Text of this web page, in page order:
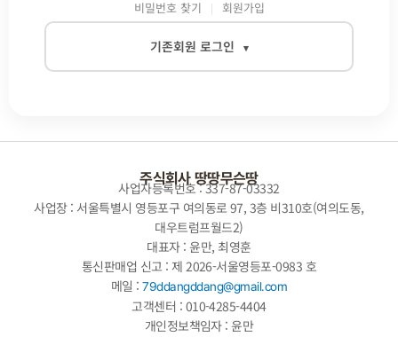
비밀번호 찾기 회원가입
기존회원 로그인 ▾
로그인
주식회사 땅땅무슨땅
사업자등록번호 : 337-87-03332
사업장 : 서울특별시 영등포구 여의동로 97, 3층 비310호(여의도동,
대우트럼프월드2)
대표자 : 윤만, 최영훈
통신판매업 신고 : 제 2026-서울영등포-0983 호
메일 :79ddangddang@gmail.com
고객센터 : 010-4285-4404
개인정보책임자 : 윤만